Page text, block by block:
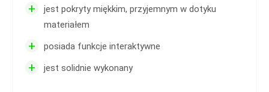
+
jest pokryty miękkim, przyjemnym w dotyku
materiałem
+ posiada funkcje interaktywne
+ jest solidnie wykonany